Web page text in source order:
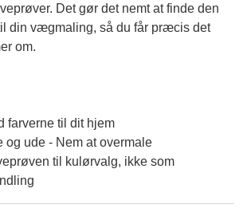
Det gør det nemt at finde den
din vægmaling, så du får præcis det
om.
farverne til dit hjem
og ude - Nem at overmale
til kulørvalg, ikke som